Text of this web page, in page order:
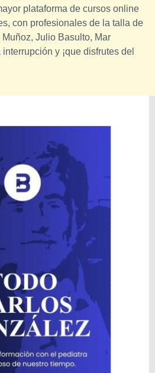
plataforma de cursos online
con profesionales de la talla de
Julio Basulto, Mar
y ¡que disfrutes del